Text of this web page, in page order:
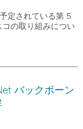
定されている第 5
の取り組みについ
バックボーン